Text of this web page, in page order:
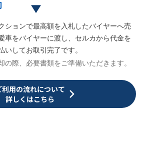
ションで最高額を入札したバイヤーへ売
車をバイヤーに渡し、セルカから代金を
いしてお取引完了です。
の際、必要書類をご準備いただきます。
利用の流れについて
詳しくはこちら